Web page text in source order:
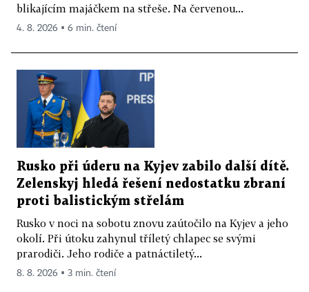
blikajícím majáčkem na střeše. Na červenou...
4. 8. 2026 ▪ 6 min. čtení
Rusko při úderu na Kyjev zabilo další dítě.
Zelenskyj hledá řešení nedostatku zbraní
proti balistickým střelám
Rusko v noci na sobotu znovu zaútočilo na Kyjev a jeho
okolí. Při útoku zahynul tříletý chlapec se svými
prarodiči. Jeho rodiče a patnáctiletý...
8. 8. 2026 ▪ 3 min. čtení